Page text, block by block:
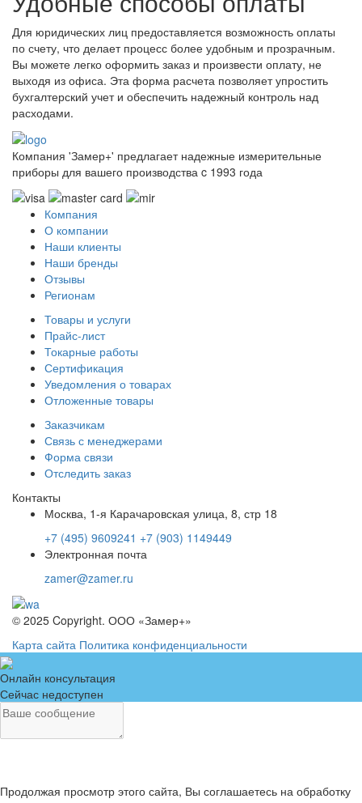
Для юридических лиц предоставляется возможность оплаты
по счету, что делает процесс более удобным и прозрачным.
Вы можете легко оформить заказ и произвести оплату, не
выходя из офиса. Эта форма расчета позволяет упростить
бухгалтерский учет и обеспечить надежный контроль над
расходами.
Компания 'Замер+' предлагает надежные измерительные
приборы для вашего производства c 1993 года
Компания
О компании
Наши клиенты
Наши бренды
Отзывы
Регионам
Товары и услуги
Прайс-лист
Токарные работы
Сертификация
Уведомления о товарах
Отложенные товары
Заказчикам
Связь с менеджерами
Форма связи
Отследить заказ
Контакты
Москва, 1-я Карачаровская улица, 8, стр 18
+7 (495) 9609241 +7 (903) 1149449
Электронная почта
zamer@zamer.ru
© 2025 Copyright. ООО «Замер+»
Карта сайта Политика конфиденциальности
Онлайн консультация
Сейчас недоступен
Продолжая просмотр этого сайта, Вы соглашаетесь на обработку